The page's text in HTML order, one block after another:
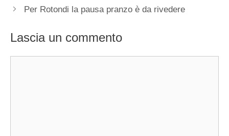
Per Rotondi la pausa pranzo è da rivedere
Lascia un commento